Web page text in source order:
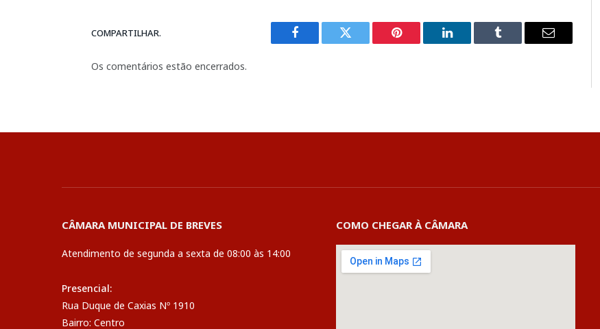
COMPARTILHAR.
Facebook Twitter Pinterest LinkedIn Tumblr
E-
Os comentários estão encerrados.
CÂMARA MUNICIPAL DE BREVES
Atendimento de segunda a sexta de 08:00 às 14:00
Presencial:
Rua Duque de Caxias Nº 1910
Bairro: Centro
COMO CHEGAR À CÂMARA